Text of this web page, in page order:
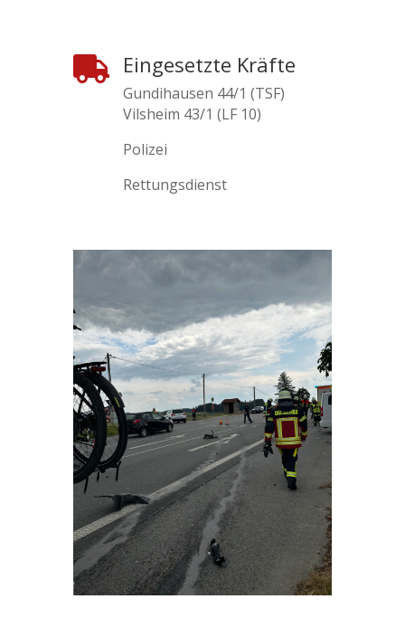
 Eingesetzte Kräfte
Gundihausen 44/1 (TSF)
Vilsheim 43/1 (LF 10)
Polizei
Rettungsdienst